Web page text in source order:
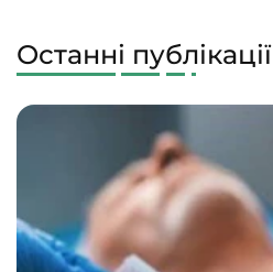
Останні публікації